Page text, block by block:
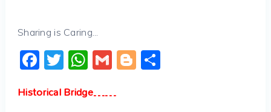
Sharing is Caring...
Facebook
Twitter
WhatsApp
GmailBlogger
Share
Historical Bridge……